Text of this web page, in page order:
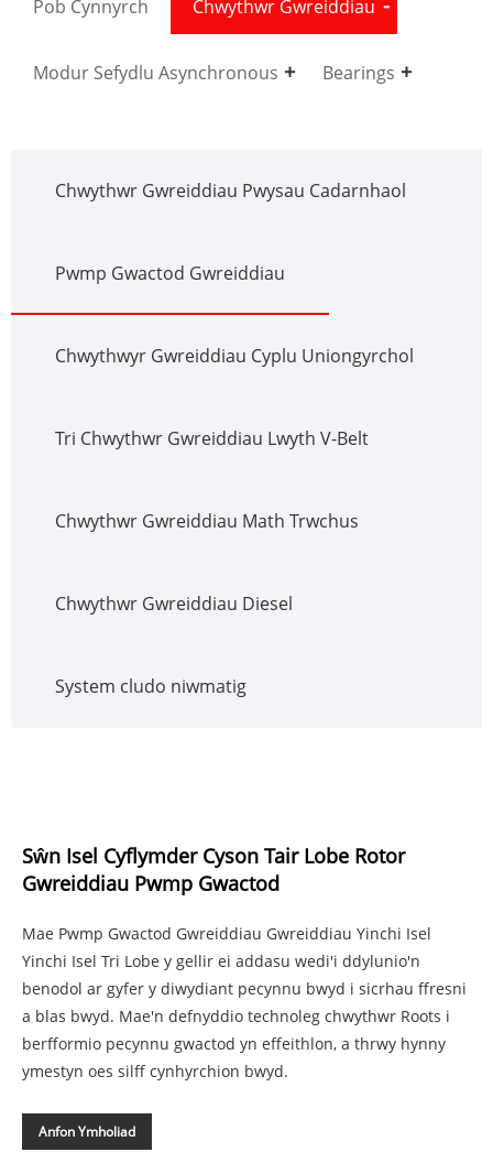
Pob Cynnyrch Chwythwr Gwreiddiau
Modur Sefydlu Asynchronous Bearings
Chwythwr Gwreiddiau Pwysau Cadarnhaol
Pwmp Gwactod Gwreiddiau
Chwythwyr Gwreiddiau Cyplu Uniongyrchol
Tri Chwythwr Gwreiddiau Lwyth V-Belt
Chwythwr Gwreiddiau Math Trwchus
Chwythwr Gwreiddiau Diesel
System cludo niwmatig
Sŵn Isel Cyflymder Cyson Tair Lobe Rotor
Gwreiddiau Pwmp Gwactod
Mae Pwmp Gwactod Gwreiddiau Gwreiddiau Yinchi Isel
Yinchi Isel Tri Lobe y gellir ei addasu wedi'i ddylunio'n
benodol ar gyfer y diwydiant pecynnu bwyd i sicrhau ffresni
a blas bwyd. Mae'n defnyddio technoleg chwythwr Roots i
berfformio pecynnu gwactod yn effeithlon, a thrwy hynny
ymestyn oes silff cynhyrchion bwyd.
Anfon Ymholiad